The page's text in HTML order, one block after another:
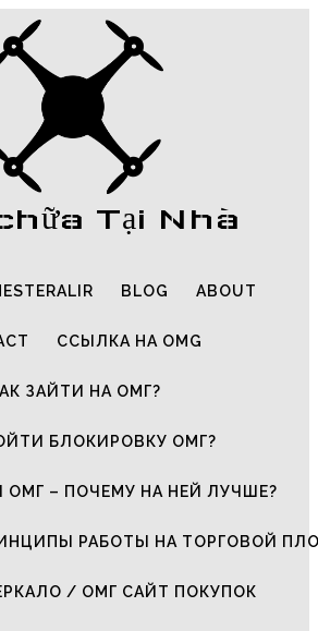
Tại Nhà
BLOG ABOUT
ССЫЛКА НА OMG
ЗАЙТИ НА ОМГ?
БЛОКИРОВКУ ОМГ?
– ПОЧЕМУ НА НЕЙ ЛУЧШЕ?
РАБОТЫ НА ТОРГОВОЙ
/ ОМГ САЙТ ПОКУПОК